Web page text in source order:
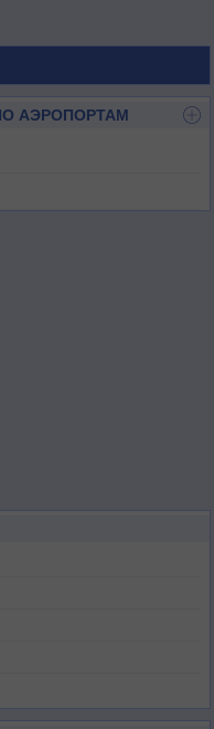
АЭРОПОРТАМ